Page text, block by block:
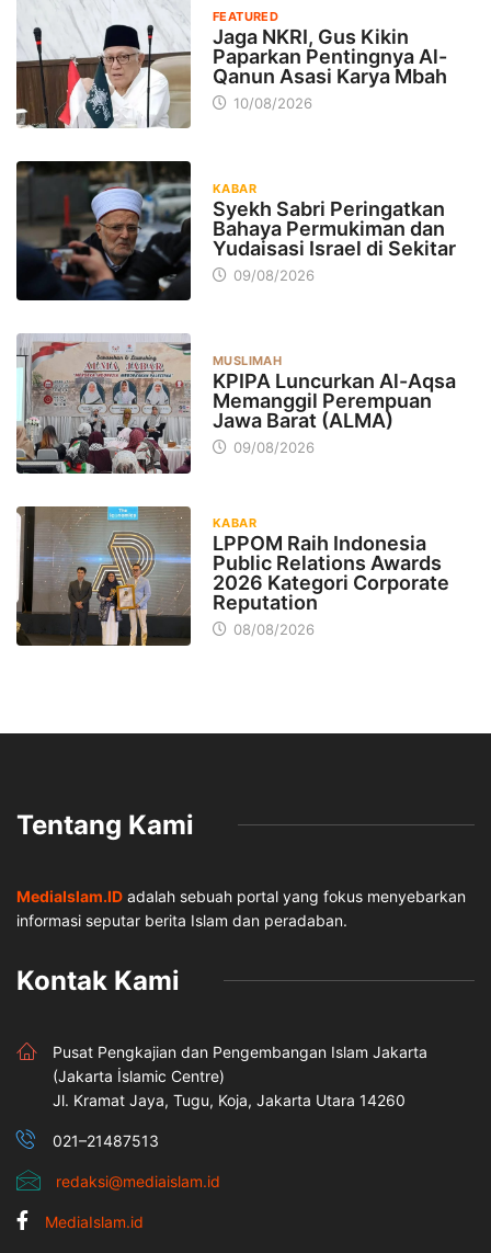
FEATURED
Jaga NKRI, Gus Kikin
Paparkan Pentingnya Al-
Qanun Asasi Karya Mbah
10/08/2026
KABAR
Syekh Sabri Peringatkan
Bahaya Permukiman dan
Yudaisasi Israel di Sekitar
09/08/2026
MUSLIMAH
KPIPA Luncurkan Al-Aqsa
Memanggil Perempuan
Jawa Barat (ALMA)
09/08/2026
KABAR
LPPOM Raih Indonesia
Public Relations Awards
2026 Kategori Corporate
Reputation
08/08/2026
Tentang Kami
MediaIslam.ID adalah sebuah portal yang fokus menyebarkan
informasi seputar berita Islam dan peradaban.
Kontak Kami
Pusat Pengkajian dan Pengembangan Islam Jakarta
(Jakarta İslamic Centre)
Jl. Kramat Jaya, Tugu, Koja, Jakarta Utara 14260
021–21487513
redaksi@mediaislam.id
MediaIslam.id